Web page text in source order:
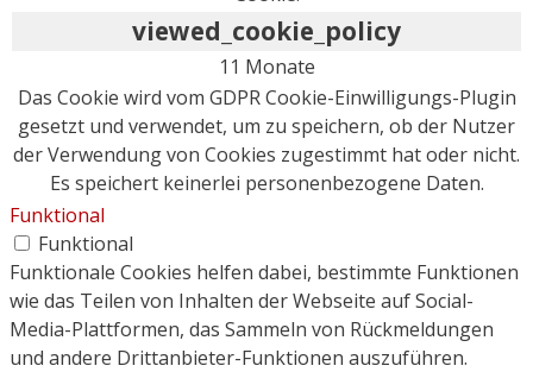
viewed_cookie_policy
11 Monate
Das Cookie wird vom GDPR Cookie-Einwilligungs-Plugin
gesetzt und verwendet, um zu speichern, ob der Nutzer
der Verwendung von Cookies zugestimmt hat oder nicht.
Es speichert keinerlei personenbezogene Daten.
Funktional
Funktional
Funktionale Cookies helfen dabei, bestimmte Funktionen
wie das Teilen von Inhalten der Webseite auf Social-
Media-Plattformen, das Sammeln von Rückmeldungen
und andere Drittanbieter-Funktionen auszuführen.